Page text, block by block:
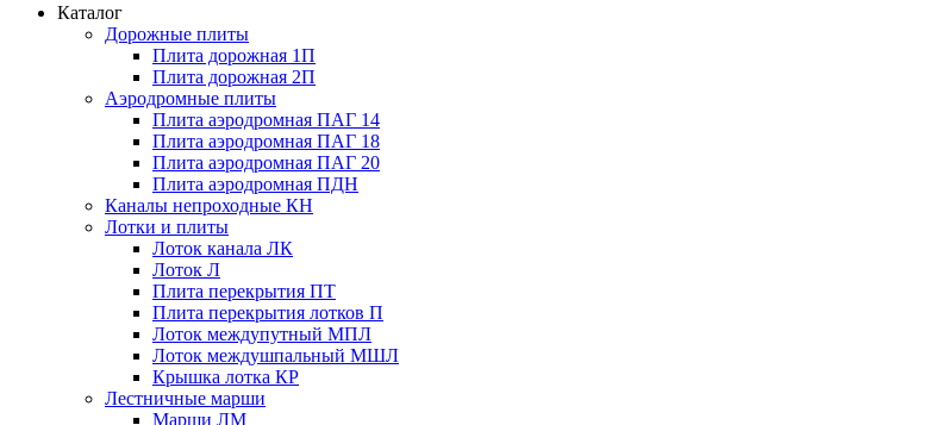
Каталог
Дорожные плиты
Плита дорожная 1П
Плита дорожная 2П
Аэродромные плиты
Плита аэродромная ПАГ 14
Плита аэродромная ПАГ 18
Плита аэродромная ПАГ 20
Плита аэродромная ПДН
Каналы непроходные КН
Лотки и плиты
Лоток канала ЛК
Лоток Л
Плита перекрытия ПТ
Плита перекрытия лотков П
Лоток междупутный МПЛ
Лоток междушпальный МШЛ
Крышка лотка КР
Лестничные марши
Марши ЛМ